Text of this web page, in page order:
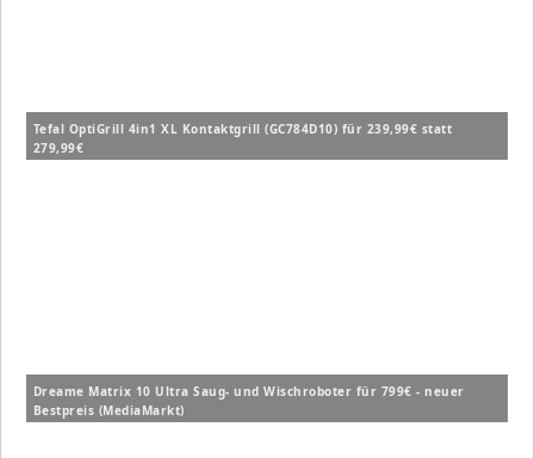
Tefal OptiGrill 4in1 XL Kontaktgrill (GC784D10) für 239,99€ statt
279,99€
Dreame Matrix 10 Ultra Saug- und Wischroboter für 799€ - neuer
Bestpreis (MediaMarkt)